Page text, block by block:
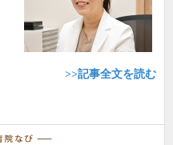
>>記事全文を読む